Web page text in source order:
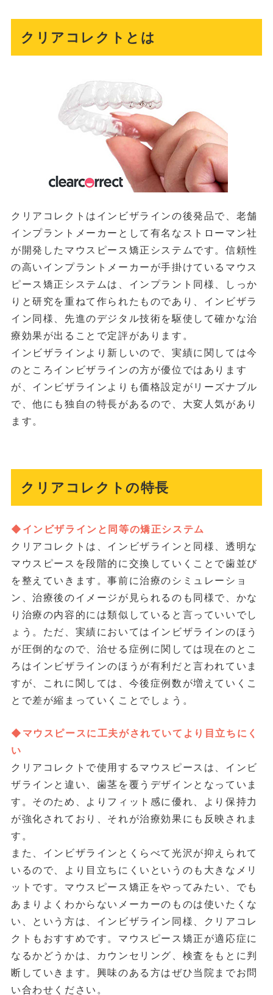
クリアコレクトとは
クリアコレクトはインビザラインの後発品で、老舗
インプラントメーカーとして有名なストローマン社
が開発したマウスピース矯正システムです。信頼性
の高いインプラントメーカーが手掛けているマウス
ピース矯正システムは、インプラント同様、しっか
りと研究を重ねて作られたものであり、インビザラ
イン同様、先進のデジタル技術を駆使して確かな治
療効果が出ることで定評があります。
インビザラインより新しいので、実績に関しては今
のところインビザラインの方が優位ではあります
が、インビザラインよりも価格設定がリーズナブル
で、他にも独自の特長があるので、大変人気があり
ます。
クリアコレクトの特長
◆インビザラインと同等の矯正システム
クリアコレクトは、インビザラインと同様、透明な
マウスピースを段階的に交換していくことで歯並び
を整えていきます。事前に治療のシミュレーショ
ン、治療後のイメージが見られるのも同様で、かな
り治療の内容的には類似していると言っていいでし
ょう。ただ、実績においてはインビザラインのほう
が圧倒的なので、治せる症例に関しては現在のとこ
ろはインビザラインのほうが有利だと言われていま
すが、これに関しては、今後症例数が増えていくこ
とで差が縮まっていくことでしょう。
◆マウスピースに工夫がされていてより目立ちにく
い
クリアコレクトで使用するマウスピースは、インビ
ザラインと違い、歯茎を覆うデザインとなっていま
す。そのため、よりフィット感に優れ、より保持力
が強化されており、それが治療効果にも反映されま
す。
また、インビザラインとくらべて光沢が抑えられて
いるので、より目立ちにくいというのも大きなメリ
ットです。マウスピース矯正をやってみたい、でも
あまりよくわからないメーカーのものは使いたくな
い、という方は、インビザライン同様、クリアコレ
クトもおすすめです。マウスピース矯正が適応症に
なるかどうかは、カウンセリング、検査をもとに判
断していきます。興味のある方はぜひ当院までお問
い合わせください。